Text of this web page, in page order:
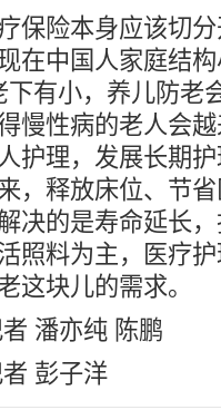
险本身应该切分
在中国人家庭结
下有小，养儿防老
慢性病的老人会
护理，发展长期
，释放床位、节
决的是寿命延长
照料为主，医疗
这块儿的需求。
潘亦纯 陈鹏
彭子洋